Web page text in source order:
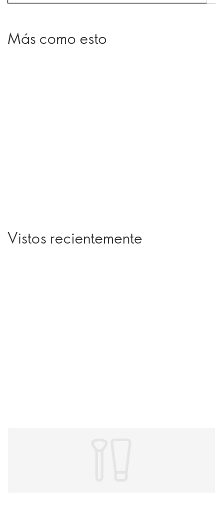
Más como esto
Vistos recientemente